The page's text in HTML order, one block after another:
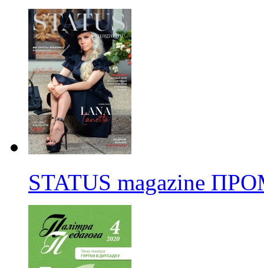
STATUS magazine